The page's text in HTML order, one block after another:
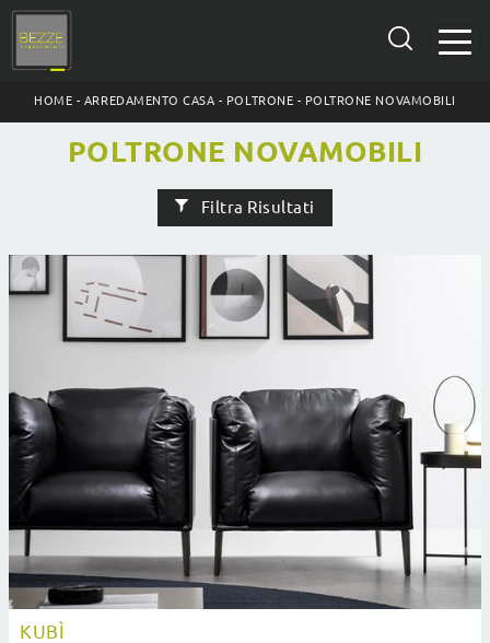
HOME - ARREDAMENTO CASA - POLTRONE - POLTRONE NOVAMOBILI
POLTRONE NOVAMOBILI
Filtra Risultati
KUBÌ